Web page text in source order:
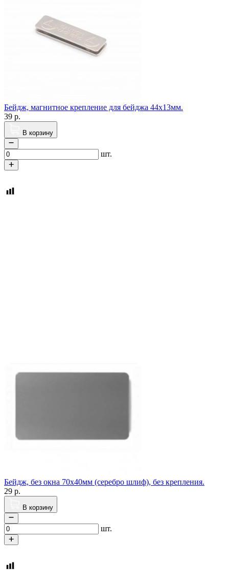
Бейдж, магнитное крепление для бейджа 44х13мм.
39 р.
В корзину
шт.
Бейдж, без окна 70х40мм (серебро шлиф), без крепления.
29 р.
В корзину
шт.